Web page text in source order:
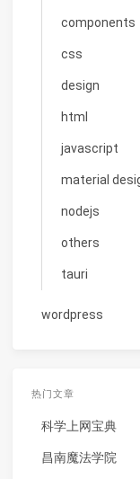
components
css
design
html
javascript
material
nodejs
others
tauri
wordpress
热门文章
科学上网宝典
昌南魔法学院